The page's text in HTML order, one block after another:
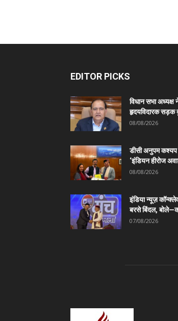
EDITOR PICKS
विधान सभा अध्यक्ष
हृदयविदारक सड़क
08/08/2026
डीसी अनुपम कश्यप
‘इंडियन हीरोज
08/08/2026
इंडिया न्यूज़
बरसे बिंदल,
07/08/2026